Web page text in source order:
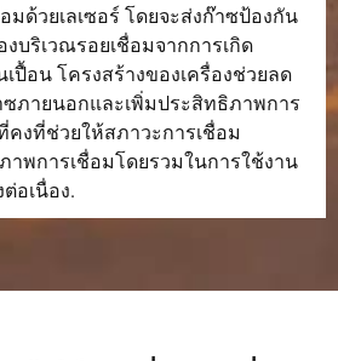
มด้วยเลเซอร์ โดยจะส่งก๊าซป้องกัน
งบริเวณรอยเชื่อมจากการเกิด
ปื้อน โครงสร้างของเครื่องช่วยลด
ภายนอกและเพิ่มประสิทธิภาพการ
คงที่ช่วยให้สภาวะการเชื่อม
พการเชื่อมโดยรวมในการใช้งาน
อเนื่อง.